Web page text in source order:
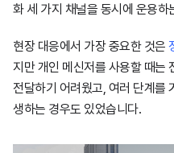
화 세 가지 채널을 동시에 운용하
현장 대응에서 가장 중요한 것은
지만 개인 메신저를 사용할 때는
전달하기 어려웠고, 여러 단계를
생하는 경우도 있었습니다.